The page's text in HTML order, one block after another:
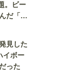
。ビー
だ「ビ
見した
イボー
った